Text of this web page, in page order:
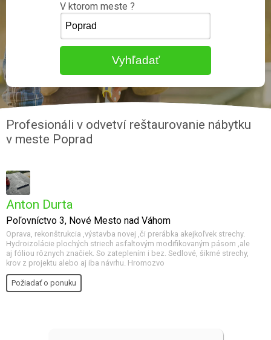
V ktorom meste ?
Profesionáli v odvetví reštaurovanie nábytku
v meste Poprad
Anton Durta
Poľovníctvo 3, Nové Mesto nad Váhom
Oprava, rekonštrukcia ,výstavba novej ,či prerábka akejkoľvek strechy.
Hydroizolácie plochých striech asfaltovým modifikovaným pásom ,ale
aj fóliou rôznych značiek. So zateplením i bez. Sedlové, šikmé strechy,
krov z projektu alebo aj iba návrhu. Hromozvo
Požiadať o ponuku